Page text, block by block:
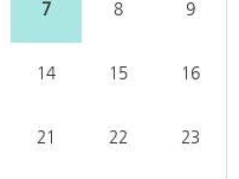
7 8 9
14 15 16
21 22 23